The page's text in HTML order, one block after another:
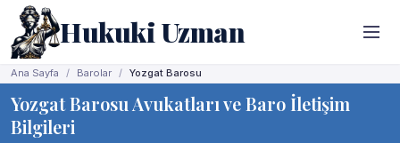
Hukuki Uzman
Ana Sayfa Barolar Yozgat Barosu
Yozgat Barosu Avukatları ve Baro İletişim
Bilgileri